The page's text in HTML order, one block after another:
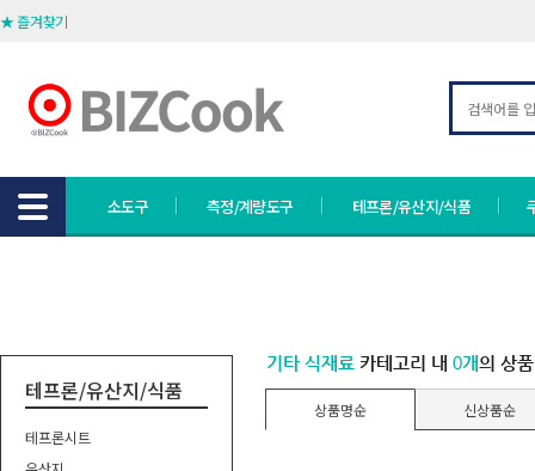
★ 즐겨찾기
소도구 측정/계량도구 테프론/유산지/식품
테프론/유산지/식품
테프론시트
기타 식재료 카테고리 내 0개의 상
상품명순 신상품순